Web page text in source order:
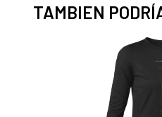
TAMBIEN